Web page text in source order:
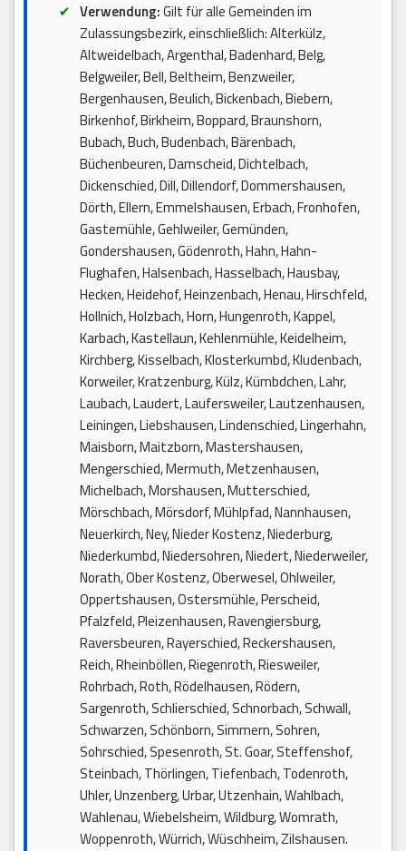
Verwendung:Gilt für alle Gemeinden im
Zulassungsbezirk, einschließlich: Alterkülz,
Altweidelbach, Argenthal, Badenhard, Belg,
Belgweiler, Bell, Beltheim, Benzweiler,
Bergenhausen, Beulich, Bickenbach, Biebern,
Birkenhof, Birkheim, Boppard, Braunshorn,
Bubach, Buch, Budenbach, Bärenbach,
Büchenbeuren, Damscheid, Dichtelbach,
Dickenschied, Dill, Dillendorf, Dommershausen,
Dörth, Ellern, Emmelshausen, Erbach, Fronhofen,
Gastemühle, Gehlweiler, Gemünden,
Gondershausen, Gödenroth, Hahn, Hahn-
Flughafen, Halsenbach, Hasselbach, Hausbay,
Hecken, Heidehof, Heinzenbach, Henau, Hirschfeld,
Hollnich, Holzbach, Horn, Hungenroth, Kappel,
Karbach, Kastellaun, Kehlenmühle, Keidelheim,
Kirchberg, Kisselbach, Klosterkumbd, Kludenbach,
Korweiler, Kratzenburg, Külz, Kümbdchen, Lahr,
Laubach, Laudert, Laufersweiler, Lautzenhausen,
Leiningen, Liebshausen, Lindenschied, Lingerhahn,
Maisborn, Maitzborn, Mastershausen,
Mengerschied, Mermuth, Metzenhausen,
Michelbach, Morshausen, Mutterschied,
Mörschbach, Mörsdorf, Mühlpfad, Nannhausen,
Neuerkirch, Ney, Nieder Kostenz, Niederburg,
Niederkumbd, Niedersohren, Niedert, Niederweiler,
Norath, Ober Kostenz, Oberwesel, Ohlweiler,
Oppertshausen, Ostersmühle, Perscheid,
Pfalzfeld, Pleizenhausen, Ravengiersburg,
Raversbeuren, Rayerschied, Reckershausen,
Reich, Rheinböllen, Riegenroth, Riesweiler,
Rohrbach, Roth, Rödelhausen, Rödern,
Sargenroth, Schlierschied, Schnorbach, Schwall,
Schwarzen, Schönborn, Simmern, Sohren,
Sohrschied, Spesenroth, St. Goar, Steffenshof,
Steinbach, Thörlingen, Tiefenbach, Todenroth,
Uhler, Unzenberg, Urbar, Utzenhain, Wahlbach,
Wahlenau, Wiebelsheim, Wildburg, Womrath,
Woppenroth, Würrich, Wüschheim, Zilshausen.